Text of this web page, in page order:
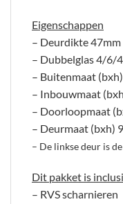
Eigenschappen
– Deurdikte 47mm
– Dubbelglas 4/6/4
– Buitenmaat
– Inbouwmaat
– Doorloopmaat
– Deurmaat (bxh)
– De linkse deur is
Dit pakket is
– RVS scharnieren